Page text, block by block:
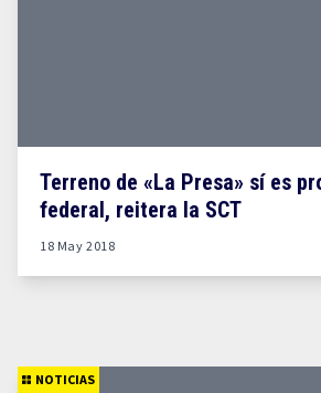
Terreno de «La Presa» sí es
federal, reitera la SCT
18 May 2018
NOTICIAS